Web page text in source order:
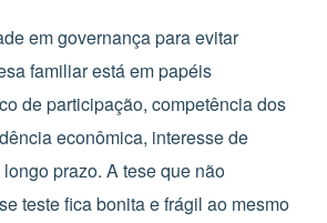
em governança para evitar
familiar está em papéis
de participação, competência dos
econômica, interesse de
prazo. A tese que não
teste fica bonita e frágil ao mesmo